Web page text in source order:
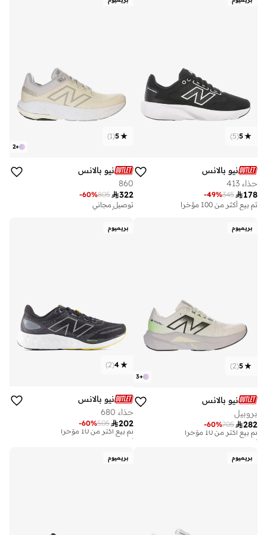
5
(
5
)
نيو بالانس
حذاء 413
178
345
-49%
تم بيع أكثر من 100 مؤخرا
+
2
5
(
1
)
نيو بالانس
860
322
805
-60%
توصيل مجاني
تم بيع أكثر من 10 مؤخرا
بريميوم
+
3
5
(
2
)
نيو بالانس
بروبيل
282
705
-60%
أفضل سعر خلال آخر 30 يوم
توصيل مجاني
أفضل سعر خلال آخر 30 يوم
بريميوم
4
(
2
)
نيو بالانس
حذاء 680
202
505
-60%
أفضل سعر خلال آخر 30 يوم
توصيل مجاني
أفضل سعر خلال آخر 30 يوم
بريميوم بريميوم